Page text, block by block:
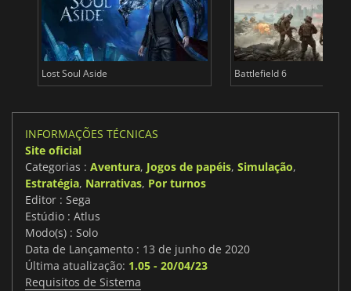
Lost Soul Aside Battlefield 6
INFORMAÇÕES TÉCNICAS
Site oficial
Categorias : Aventura, Jogos de papéis, Simulação,
Estratégia, Narrativas, Por turnos
Editor : Sega
Estúdio : Atlus
Modo(s) : Solo
Data de Lançamento : 13 de junho de 2020
Última atualização: 1.05 - 20/04/23
Requisitos de Sistema